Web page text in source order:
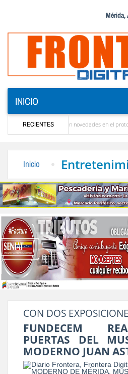
Mérida,
INICIO
RECIENTES
y se conocieron novedades en el protocolo del
Inicio
CON DOS
FUNDECEM
PUERTAS DEL
MODERNO JUAN